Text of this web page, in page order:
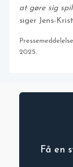
at gøre sig
siger Jens-
2025.
Få en